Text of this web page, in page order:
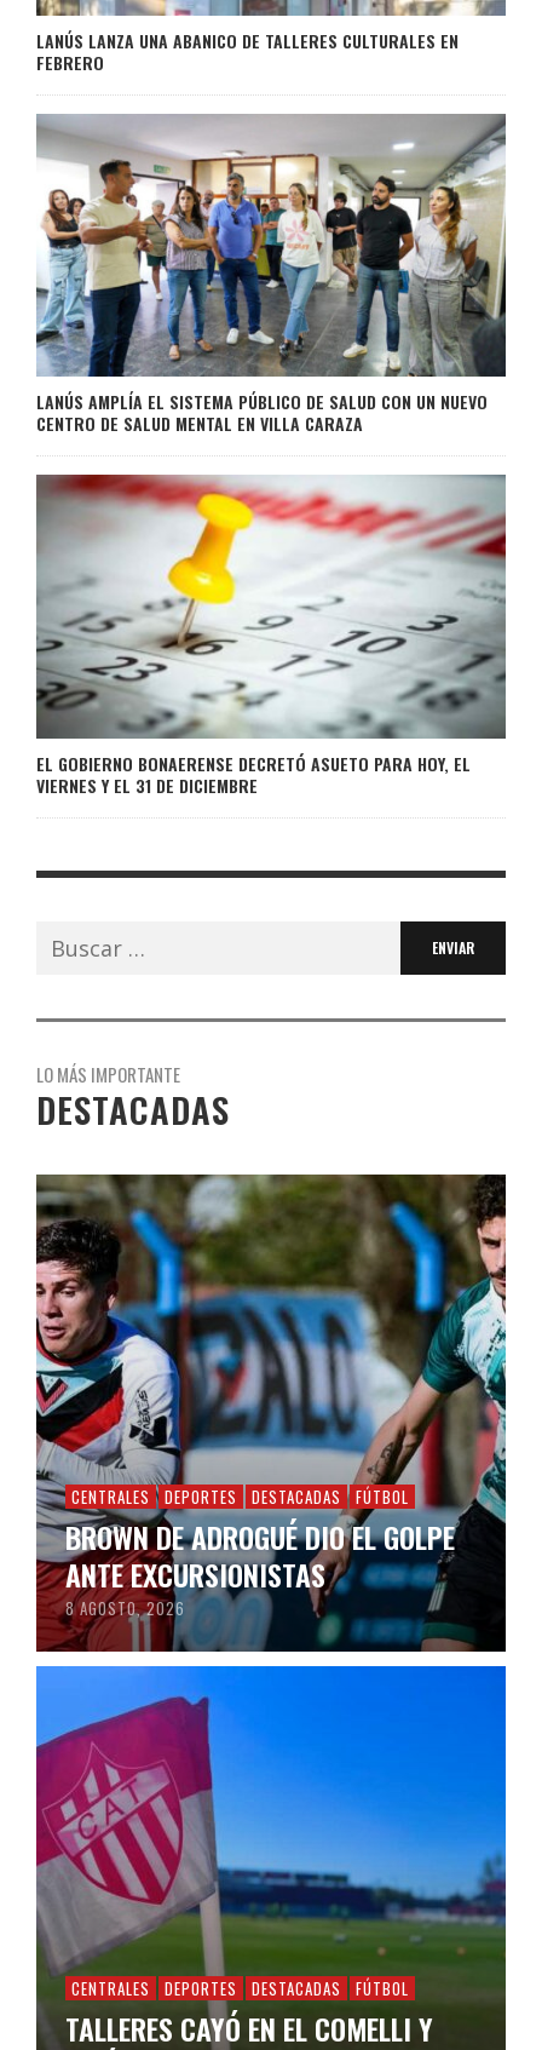
LANÚS LANZA UNA ABANICO DE TALLERES CULTURALES EN
FEBRERO
LANÚS AMPLÍA EL SISTEMA PÚBLICO DE SALUD CON UN NUEVO
CENTRO DE SALUD MENTAL EN VILLA CARAZA
EL GOBIERNO BONAERENSE DECRETÓ ASUETO PARA HOY, EL
VIERNES Y EL 31 DE DICIEMBRE
Buscar:
LO MÁS IMPORTANTE
DESTACADAS
CENTRALES DEPORTES DESTACADAS FÚTBOL
BROWN DE ADROGUÉ DIO EL GOLPE
ANTE EXCURSIONISTAS
8 AGOSTO, 2026
CENTRALES DEPORTES DESTACADAS FÚTBOL
TALLERES CAYÓ EN EL COMELLI Y